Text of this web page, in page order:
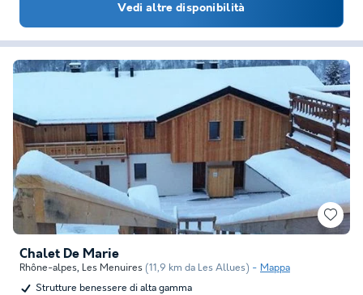
Vedi altre disponibilità
Chalet De Marie
Rhône-alpes, Les Menuires (11,9 km da Les Allues)
Mappa
Strutture benessere di alta gamma